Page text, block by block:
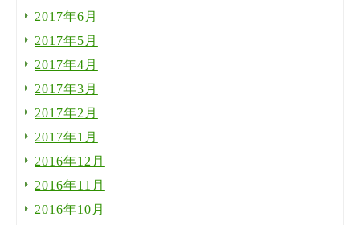
2017年6月
2017年5月
2017年4月
2017年3月
2017年2月
2017年1月
2016年12月
2016年11月
2016年10月